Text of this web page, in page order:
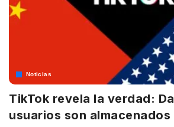
Noticias
TikTok revela la verdad:
usuarios son almacenados